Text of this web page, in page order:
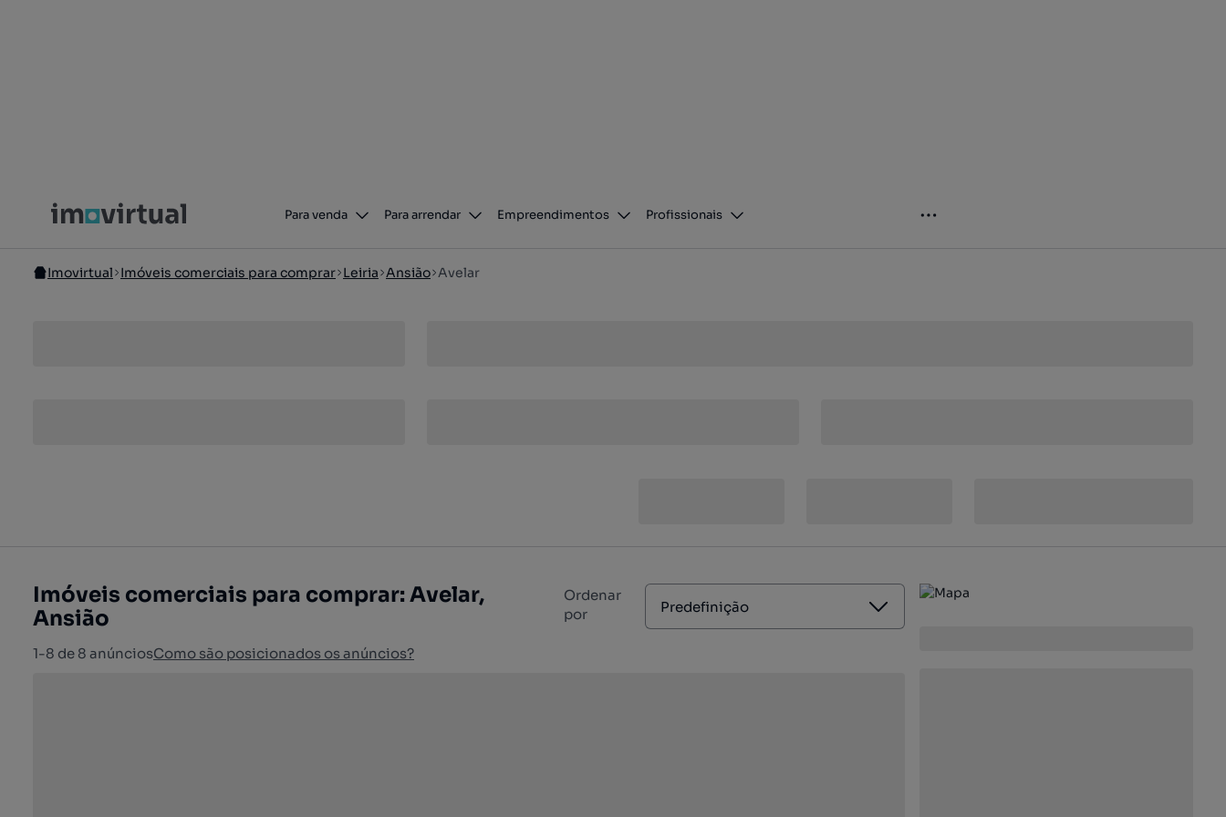
Para venda Para arrendar Empreendimentos Profissionais
Imovirtual Imóveis comerciais para comprar Leiria Ansião Avelar
Imóveis comerciais para comprar: Avelar,
Ansião
1-8 de 8 anúnciosComo são posicionados os anúncios?
Ordenar
por
Predefinição